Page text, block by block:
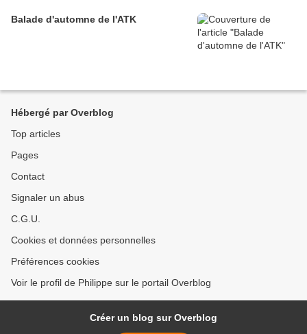
Balade d'automne de l'ATK
Hébergé par Overblog
Top articles
Pages
Contact
Signaler un abus
C.G.U.
Cookies et données personnelles
Préférences cookies
Voir le profil de Philippe sur le portail Overblog
Créer un blog sur Overblog